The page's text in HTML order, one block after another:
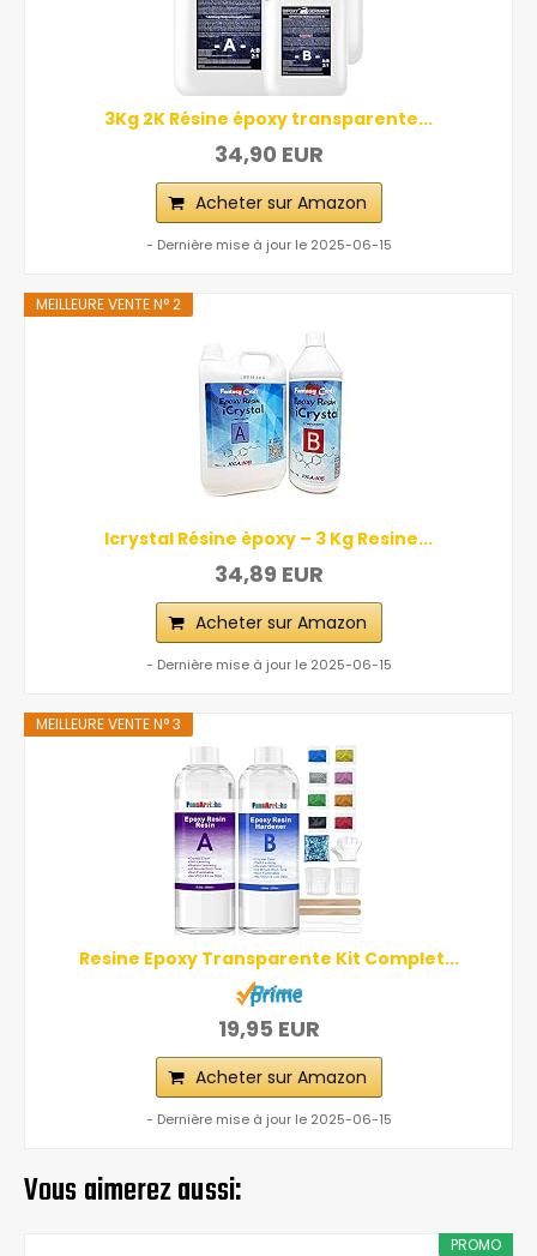
3Kg 2K Résine époxy transparente...
34,90 EUR
Acheter sur Amazon
- Dernière mise à jour le 2025-06-15
MEILLEURE VENTE N° 2
Icrystal Résine èpoxy – 3 Kg Resine...
34,89 EUR
Acheter sur Amazon
- Dernière mise à jour le 2025-06-15
MEILLEURE VENTE N° 3
Resine Epoxy Transparente Kit Complet...
19,95 EUR
Acheter sur Amazon
- Dernière mise à jour le 2025-06-15
Vous aimerez aussi:
PROMO